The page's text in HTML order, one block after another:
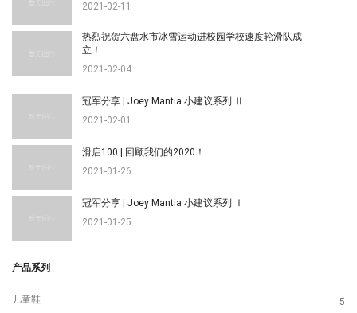
2021-02-11
热烈祝贺六盘水市冰雪运动进校园学校速度轮滑队成
立！
2021-02-04
冠军分享 | Joey Mantia 小建议系列 Ⅱ
2021-02-01
滑启100 | 回顾我们的2020！
2021-01-26
冠军分享 | Joey Mantia 小建议系列 Ⅰ
2021-01-25
产品系列
儿童鞋 5